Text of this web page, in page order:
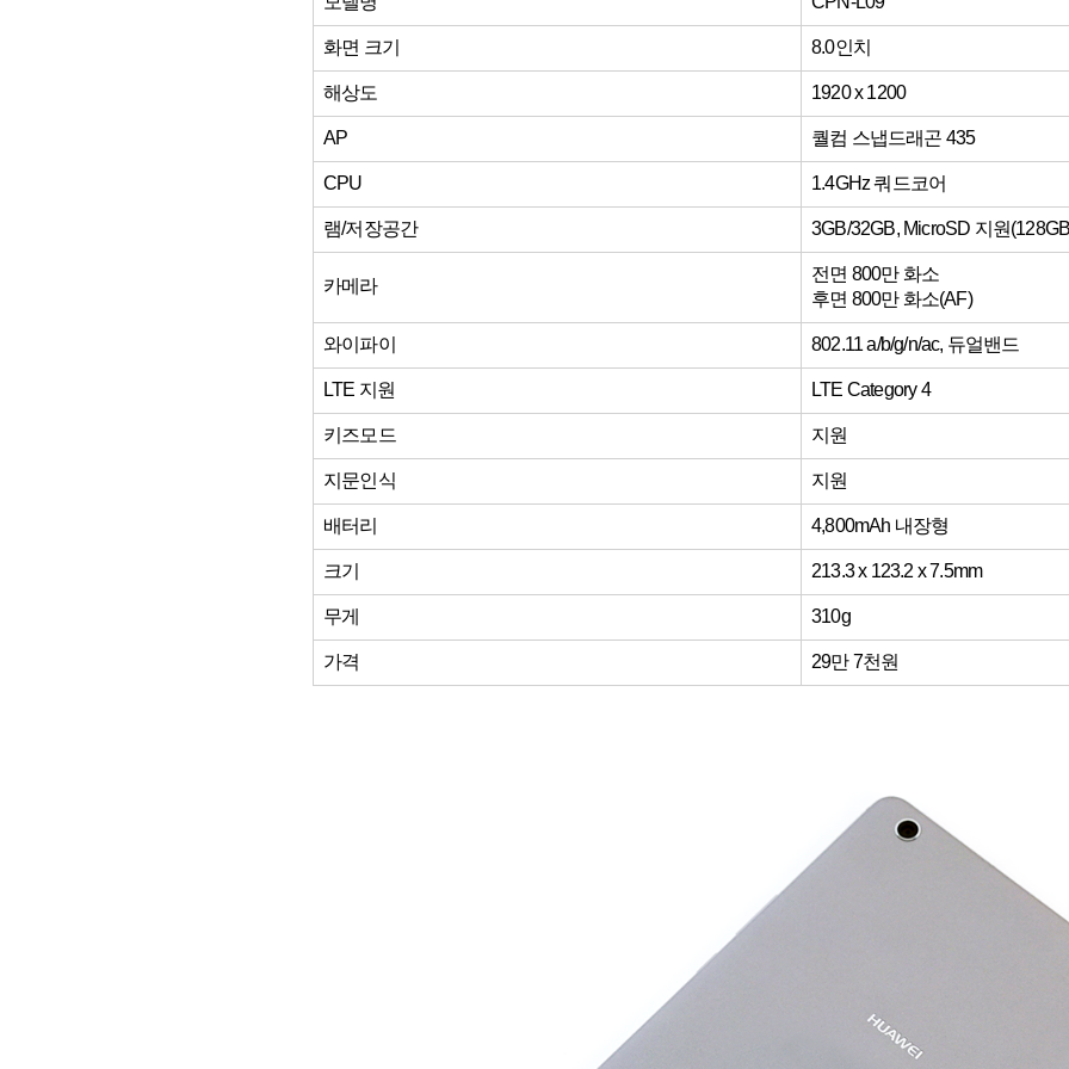
화면 크기 8.0인치
해상도 1920 x 1200
AP 퀄컴 스냅드래곤 435
CPU 1.4GHz 쿼드코어
램/저장공간 3GB/32GB, MicroSD 지원
카메라
전면 800만 화소
후면 800만 화소(AF)
와이파이 802.11 a/b/g/n/ac, 듀얼밴드
LTE 지원 LTE Category 4
키즈모드 지원
지문인식 지원
배터리 4,800mAh 내장형
크기 213.3 x 123.2 x 7.5mm
무게 310g
가격 29만 7천원